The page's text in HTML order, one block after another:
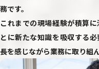
務です。
これまでの現場経験が積算
とに新たな知識を吸収する
長を感じながら業務に取り組ん